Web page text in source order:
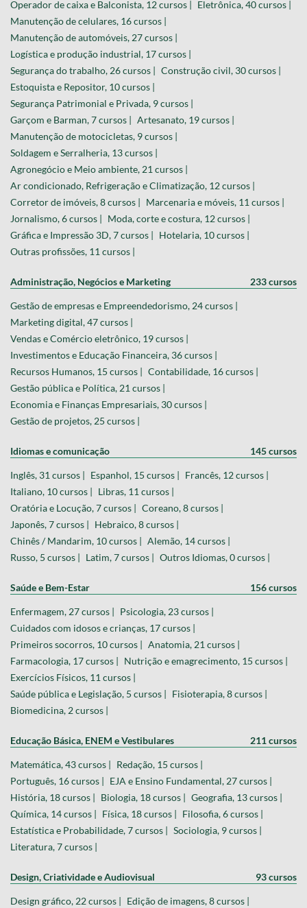
Operador de caixa e Balconista, 12 cursos | Eletrônica, 40 cursos |
Manutenção de celulares, 16 cursos |
Manutenção de automóveis, 27 cursos |
Logística e produção industrial, 17 cursos |
Segurança do trabalho, 26 cursos | Construção civil, 30 cursos |
Estoquista e Repositor, 10 cursos |
Segurança Patrimonial e Privada, 9 cursos |
Garçom e Barman, 7 cursos | Artesanato, 19 cursos |
Manutenção de motocicletas, 9 cursos |
Soldagem e Serralheria, 13 cursos |
Agronegócio e Meio ambiente, 21 cursos |
Ar condicionado, Refrigeração e Climatização, 12 cursos |
Corretor de imóveis, 8 cursos | Marcenaria e móveis, 11 cursos |
Jornalismo, 6 cursos | Moda, corte e costura, 12 cursos |
Gráfica e Impressão 3D, 7 cursos | Hotelaria, 10 cursos |
Outras profissões, 11 cursos |
Administração, Negócios e Marketing 233 cursos
Gestão de empresas e Empreendedorismo, 24 cursos |
Marketing digital, 47 cursos |
Vendas e Comércio eletrônico, 19 cursos |
Investimentos e Educação Financeira, 36 cursos |
Recursos Humanos, 15 cursos | Contabilidade, 16 cursos |
Gestão pública e Política, 21 cursos |
Economia e Finanças Empresariais, 30 cursos |
Gestão de projetos, 25 cursos |
Idiomas e comunicação 145 cursos
Inglês, 31 cursos | Espanhol, 15 cursos | Francês, 12 cursos |
Italiano, 10 cursos | Libras, 11 cursos |
Oratória e Locução, 7 cursos | Coreano, 8 cursos |
Japonês, 7 cursos | Hebraico, 8 cursos |
Chinês / Mandarim, 10 cursos | Alemão, 14 cursos |
Russo, 5 cursos | Latim, 7 cursos | Outros Idiomas, 0 cursos |
Saúde e Bem-Estar 156 cursos
Enfermagem, 27 cursos | Psicologia, 23 cursos |
Cuidados com idosos e crianças, 17 cursos |
Primeiros socorros, 10 cursos | Anatomia, 21 cursos |
Farmacologia, 17 cursos | Nutrição e emagrecimento, 15 cursos |
Exercícios Físicos, 11 cursos |
Saúde pública e Legislação, 5 cursos | Fisioterapia, 8 cursos |
Biomedicina, 2 cursos |
Educação Básica, ENEM e Vestibulares 211 cursos
Matemática, 43 cursos | Redação, 15 cursos |
Português, 16 cursos | EJA e Ensino Fundamental, 27 cursos |
História, 18 cursos | Biologia, 18 cursos | Geografia, 13 cursos |
Química, 14 cursos | Física, 18 cursos | Filosofia, 6 cursos |
Estatística e Probabilidade, 7 cursos | Sociologia, 9 cursos |
Literatura, 7 cursos |
Design, Criatividade e Audiovisual 93 cursos
Design gráfico, 22 cursos | Edição de imagens, 8 cursos |